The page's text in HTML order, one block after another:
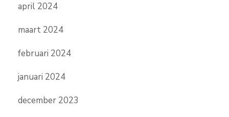
april 2024
maart 2024
februari 2024
januari 2024
december 2023